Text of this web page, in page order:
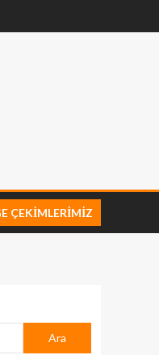
ÇEKIMLERIMIZ
Ara